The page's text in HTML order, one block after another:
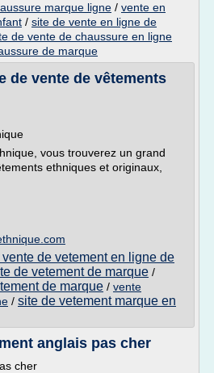
marque ligne / vente en
/ site de vente en ligne de
de vente de chaussure en ligne
de marque
de vente de vêtements
vous trouverez un grand
ethniques et originaux,
de vetement en ligne de
de vetement de marque /
de marque / vente
/ site de vetement marque en
anglais pas cher
cher